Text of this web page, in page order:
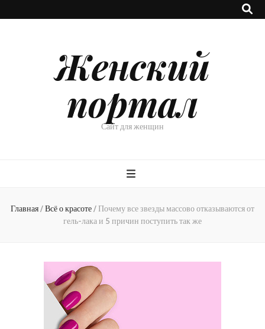
Женский
портал
Сайт для женщин
Главная/Всё о красоте/Почему все звезды массово отказываются от
гель-лака и 5 причин поступить так же